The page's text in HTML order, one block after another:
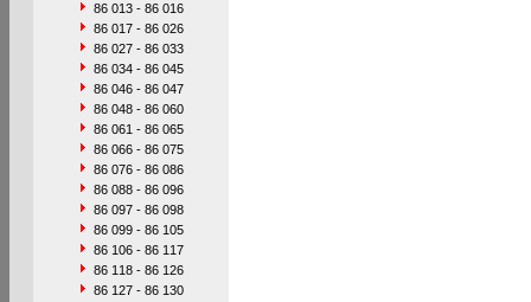
86 013 - 86 016
86 017 - 86 026
86 027 - 86 033
86 034 - 86 045
86 046 - 86 047
86 048 - 86 060
86 061 - 86 065
86 066 - 86 075
86 076 - 86 086
86 088 - 86 096
86 097 - 86 098
86 099 - 86 105
86 106 - 86 117
86 118 - 86 126
86 127 - 86 130